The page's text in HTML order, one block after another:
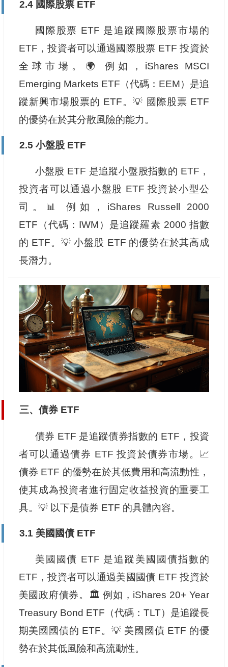
2.4 國際股票 ETF
國際股票 ETF 是追蹤國際股票市場的
ETF，投資者可以通過國際股票 ETF 投資於
全球市場。🌍 例如，iShares MSCI
Emerging Markets ETF（代碼：EEM）是追
蹤新興市場股票的 ETF。💡 國際股票 ETF
的優勢在於其分散風險的能力。
2.5 小盤股 ETF
小盤股 ETF 是追蹤小盤股指數的 ETF，
投資者可以通過小盤股 ETF 投資於小型公
司。📊 例如，iShares Russell 2000
ETF（代碼：IWM）是追蹤羅素 2000 指數
的 ETF。💡 小盤股 ETF 的優勢在於其高成
長潛力。
三、債券 ETF
債券 ETF 是追蹤債券指數的 ETF，投資
者可以通過債券 ETF 投資於債券市場。📈
債券 ETF 的優勢在於其低費用和高流動性，
使其成為投資者進行固定收益投資的重要工
具。💡 以下是債券 ETF 的具體內容。
3.1 美國國債 ETF
美國國債 ETF 是追蹤美國國債指數的
ETF，投資者可以通過美國國債 ETF 投資於
美國政府債券。🏛️ 例如，iShares 20+ Year
Treasury Bond ETF（代碼：TLT）是追蹤長
期美國國債的 ETF。💡 美國國債 ETF 的優
勢在於其低風險和高流動性。